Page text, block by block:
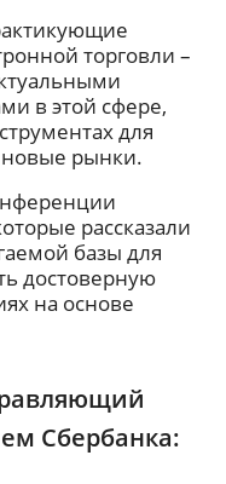
торговли –
в этой сфере,
для
новые рынки.
рассказали
базы для
достоверную
на основе
Сбербанка: